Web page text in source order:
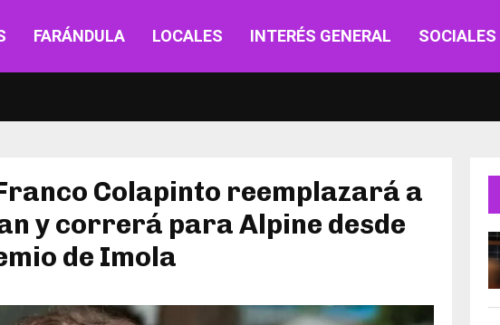
FARÁNDULA LOCALES INTERÉS GENERAL SOCIALES
Colapinto reemplazará a
y correrá para Alpine desde
de Imola